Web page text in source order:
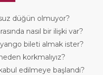
düğün olmuyor?
nasıl bir ilişki var?
bileti almak ister?
korkmalıyız?
edilmeye başlandı?